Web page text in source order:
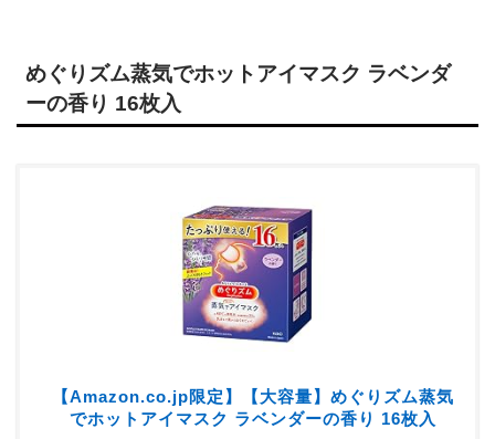
めぐりズム蒸気でホットアイマスク ラベンダ
ーの香り 16枚入
【Amazon.co.jp限定】【大容量】めぐりズム蒸気
でホットアイマスク ラベンダーの香り 16枚入